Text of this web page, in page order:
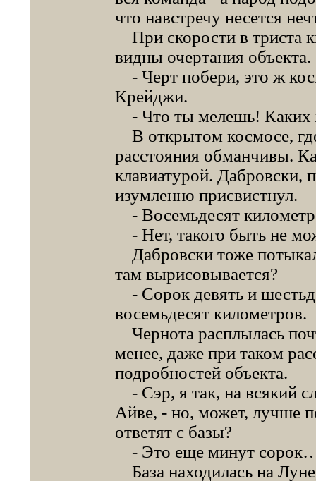
что навстречу несется
При скорости в триста
видны очертания объекта.
- Черт побери, это ж
Крейджи.
- Что ты мелешь! Каких
В открытом космосе,
расстояния обманчивы.
клавиатурой. Дабровски,
изумленно присвистнул.
- Восемьдесят
- Нет, такого быть не
Дабровски тоже
там вырисовывается?
- Сорок девять и
восемьдесят километров.
Чернота расплылась
менее, даже при таком
подробностей объекта.
- Сэр, я так, на всякий
Айве, - но, может, лучше
ответят с базы?
- Это еще минут
База находилась на